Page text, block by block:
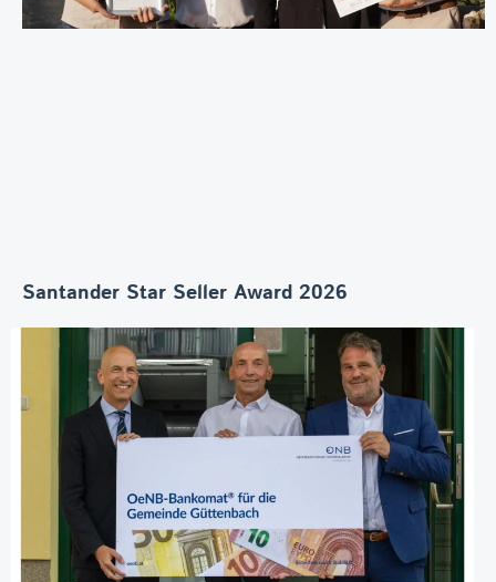
Santander Star Seller Award 2026